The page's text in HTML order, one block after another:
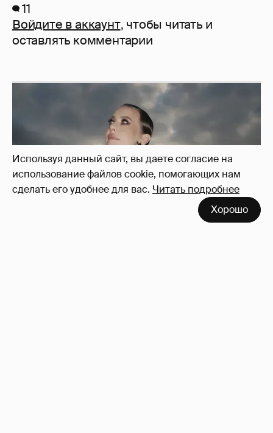
Используя данный сайт, вы даете согласие на
использование файлов cookie, помогающих нам
сделать его удобнее для вас. Читать подробнее
Хорошо
11
Войдите в аккаунт, чтобы читать и
оставлять комментарии